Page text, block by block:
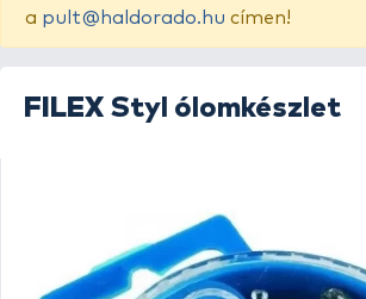
a pult@haldorado.hu címen!
FILEX Styl ólomkészlet